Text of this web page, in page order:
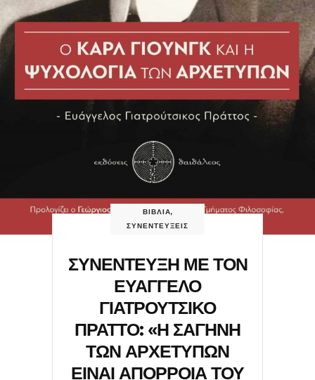
ΒΙΒΛΙΑ,
ΣΥΝΕΝΤΕΥΞΕΙΣ
ΣΥΝΕΝΤΕΥΞΗ ΜΕ ΤΟΝ
ΕΥΑΓΓΕΛΟ
ΓΙΑΤΡΟΥΤΣΙΚΟ
ΠΡΑΤΤΟ: «Η ΣΑΓΗΝΗ
ΤΩΝ ΑΡΧΕΤΥΠΩΝ
ΕΙΝΑΙ ΑΠΟΡΡΟΙΑ ΤΟΥ